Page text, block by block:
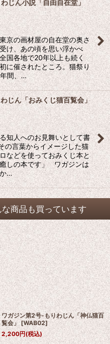
じん小説「自由自在堂」
京の画材屋の自在堂の奥さ
け、あの頃を思い浮かべ
国各地で20年以上も続く
に催されたところ。猫祭り
間、…
じん「おみくじ猫百覧会」
知人へのお見舞いとして書
の言葉からイメージした猫
などを使っておみくじ本と
しの本です」 ワガジンは
…
商品も買っています
ワガジン第2号-もりわじん「神仏猫百
覧会」 [WAB02]
2,200円(税込)